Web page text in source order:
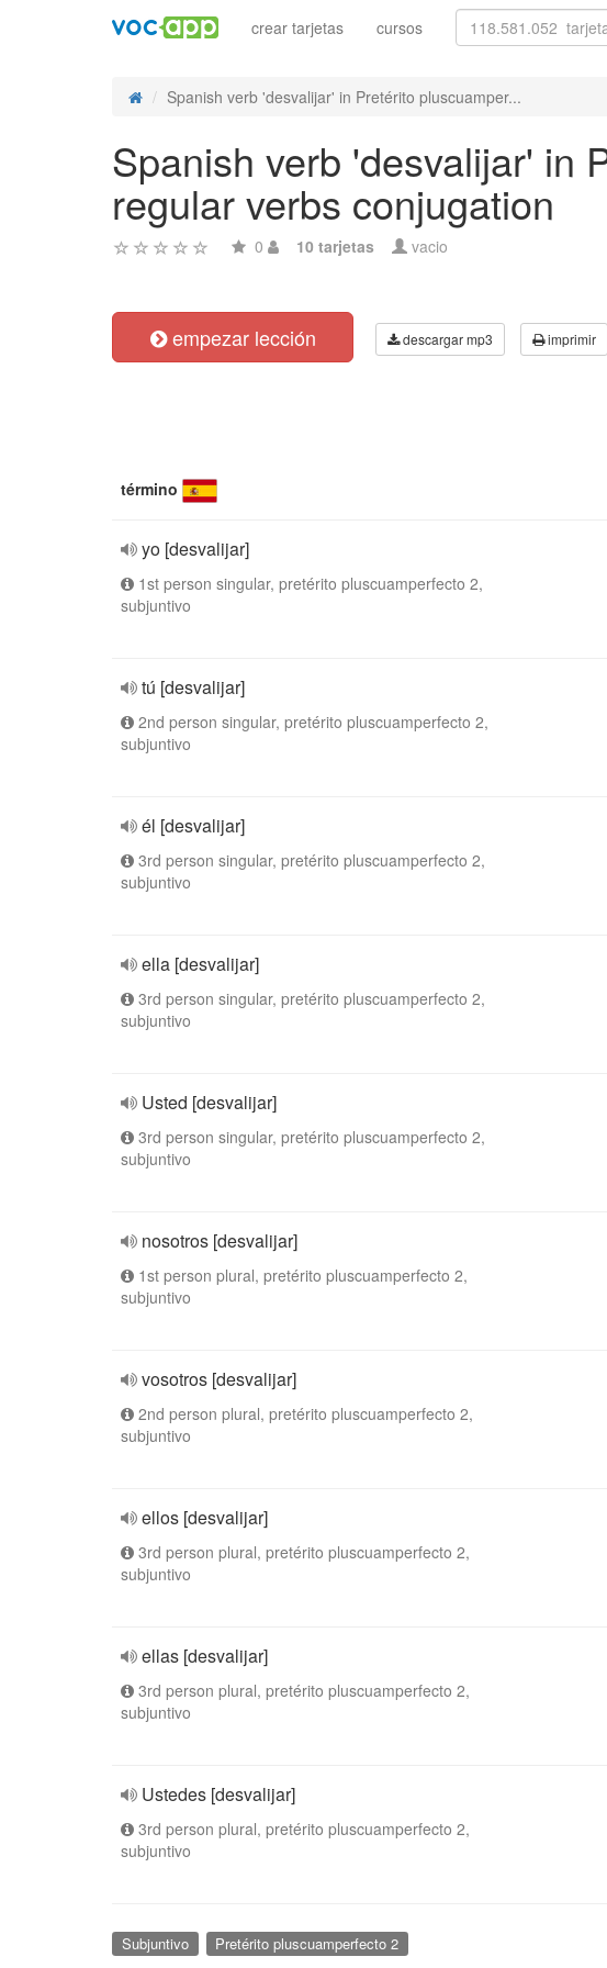
crear tarjetas cursos
Spanish verb 'desvalijar' in Pretérito pluscuamper...
Spanish verb 'desvalijar' in
regular verbs conjugation
0 10 tarjetas vacio
empezar lección descargar mp3 imprimir
término
yo [desvalijar]
1st person singular, pretérito pluscuamperfecto 2,
subjuntivo
tú [desvalijar]
2nd person singular, pretérito pluscuamperfecto 2,
subjuntivo
él [desvalijar]
3rd person singular, pretérito pluscuamperfecto 2,
subjuntivo
ella [desvalijar]
3rd person singular, pretérito pluscuamperfecto 2,
subjuntivo
Usted [desvalijar]
3rd person singular, pretérito pluscuamperfecto 2,
subjuntivo
nosotros [desvalijar]
1st person plural, pretérito pluscuamperfecto 2,
subjuntivo
vosotros [desvalijar]
2nd person plural, pretérito pluscuamperfecto 2,
subjuntivo
ellos [desvalijar]
3rd person plural, pretérito pluscuamperfecto 2,
subjuntivo
ellas [desvalijar]
3rd person plural, pretérito pluscuamperfecto 2,
subjuntivo
Ustedes [desvalijar]
3rd person plural, pretérito pluscuamperfecto 2,
subjuntivo
Subjuntivo Pretérito pluscuamperfecto 2